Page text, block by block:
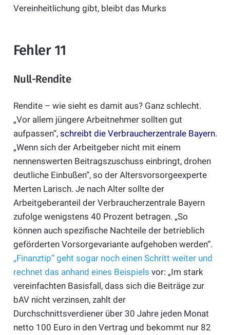
Vereinheitlichung gibt, bleibt das Murks
Fehler 11
Null-Rendite
Rendite – wie sieht es damit aus? Ganz schlecht.
„Vor allem jüngere Arbeitnehmer sollten gut
aufpassen“, schreibt die Verbraucherzentrale Bayern.
„Wenn sich der Arbeitgeber nicht mit einem
nennenswerten Beitragszuschuss einbringt, drohen
deutliche Einbußen“, so der Altersvorsorgeexperte
Merten Larisch. Je nach Alter sollte der
Arbeitgeberanteil der Verbraucherzentrale Bayern
zufolge wenigstens 40 Prozent betragen. „So
können auch spezifische Nachteile der betrieblich
geförderten Vorsorgevariante aufgehoben werden“.
„Finanztip“ geht sogar noch einen Schritt weiter und
rechnet das anhand eines Beispiels vor: „Im stark
vereinfachten Basisfall, dass sich die Beiträge zur
bAV nicht verzinsen, zahlt der
Durchschnittsverdiener über 30 Jahre jeden Monat
netto 100 Euro in den Vertrag und bekommt nur 82